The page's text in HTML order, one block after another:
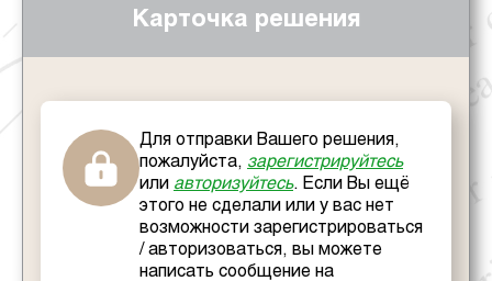
Карточка решения
Для отправки Вашего решения,
пожалуйста, зарегистрируйтесь
или авторизуйтесь. Если Вы ещё
этого не сделали или у вас нет
возможности зарегистрироваться
/ авторизоваться, вы можете
написать сообщение на